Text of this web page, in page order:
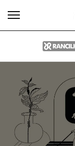
す
べ
て
製品